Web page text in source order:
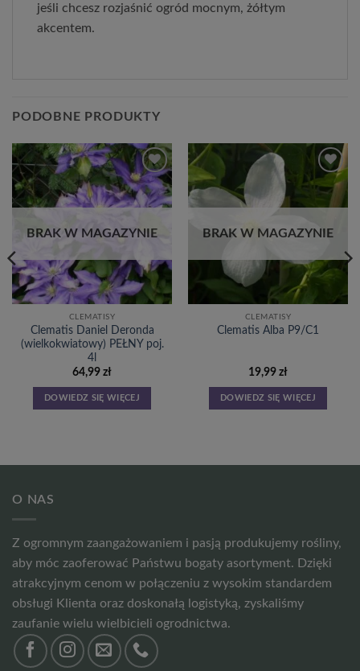
jeśli chcesz rozjaśnić ogród mocnym, żółtym
akcentem.
PODOBNE PRODUKTY
Dodaj
do
listy
BRAK W MAGAZYNIE
CLEMATISY
Clematis Daniel Deronda
(wielkokwiatowy) PEŁNY poj.
4l
64,99 zł
DOWIEDZ SIĘ WIĘCEJ
Dodaj
do
listy
BRAK W MAGAZYNIE
CLEMATISY
Clematis Alba P9/C1
19,99 zł
DOWIEDZ SIĘ WIĘCEJ
O NAS
Z ogromnym zaangażowaniem i pasją produkujemy rośliny,
aby móc zaoferować Państwu bogaty asortyment. Dzięki
atrakcyjnym cenom w połączeniu z wysokim standardem
obsługi Klienta oraz doskonałą logistyką, zyskaliśmy
zaufanie wielu wielbicieli ogrodnictwa.